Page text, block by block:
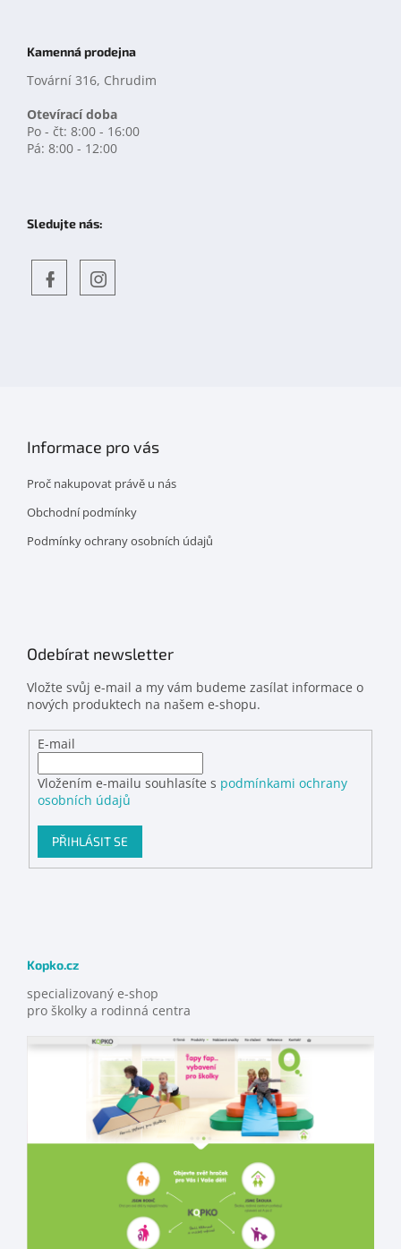
Kamenná prodejna
Tovární 316, Chrudim
Otevírací doba
Po - čt: 8:00 - 16:00
Pá: 8:00 - 12:00
Sledujte nás:
Informace pro vás
Proč nakupovat právě u nás
Obchodní podmínky
Podmínky ochrany osobních údajů
Odebírat newsletter
Vložte svůj e-mail a my vám budeme zasílat informace o
nových produktech na našem e-shopu.
E-mail
Vložením e-mailu souhlasíte s podmínkami ochrany
osobních údajů
PŘIHLÁSIT SE
Kopko.cz
specializovaný e-shop
pro školky a rodinná centra